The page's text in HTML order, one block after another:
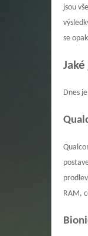
jsou
se
Dnes
RAM,